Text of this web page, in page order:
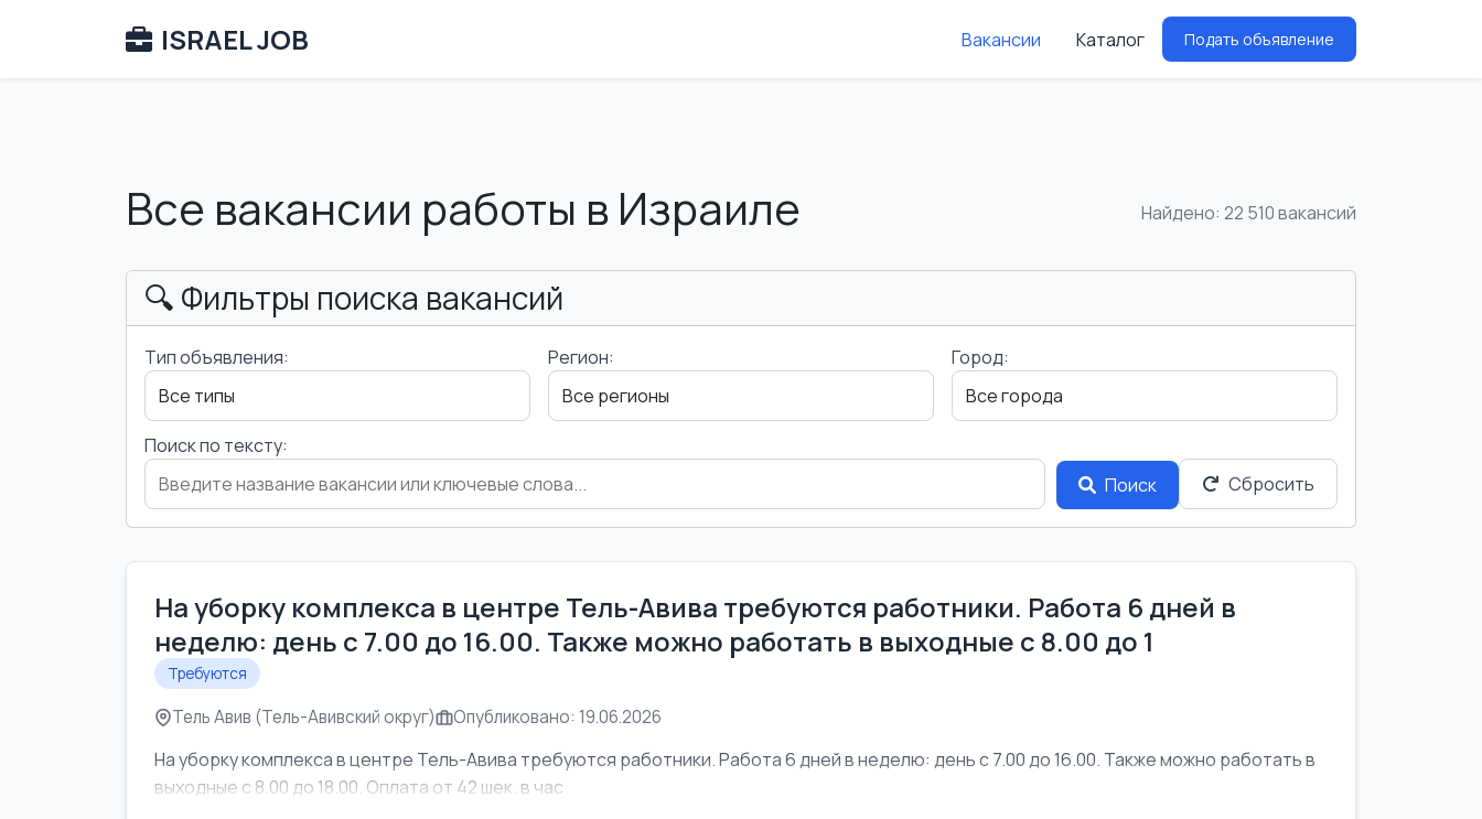
ISRAEL JOB Вакансии Каталог Подать объявление
Все вакансии работы в Израиле Найдено: 22 510 вакансий
🔍 Фильтры поиска вакансий
Тип объявления: Регион: Город:
Поиск по тексту:
Поиск
Сбросить
На уборку комплекса в центре Тель-Авива требуются работники. Работа 6 дней в
неделю: день с 7.00 до 16.00. Также можно работать в выходные с 8.00 до 1
Требуются
Тель Авив (Тель-Авивский округ) Опубликовано: 19.06.2026
На уборку комплекса в центре Тель-Авива требуются работники. Работа 6 дней в неделю: день с 7.00 до 16.00. Также можно работать в
выходные с 8.00 до 18.00. Оплата от 42 шек. в час